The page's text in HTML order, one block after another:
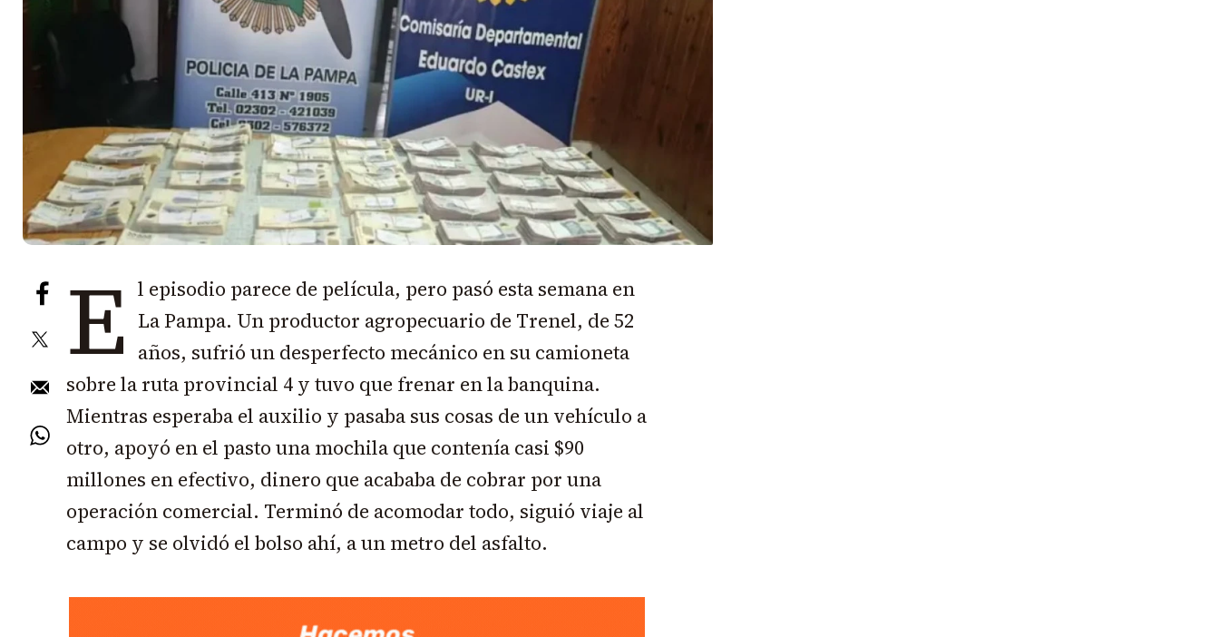
E l episodio parece de película, pero pasó esta semana en
La Pampa. Un productor agropecuario de Trenel, de 52
años, sufrió un desperfecto mecánico en su camioneta
sobre la ruta provincial 4 y tuvo que frenar en la banquina.
Mientras esperaba el auxilio y pasaba sus cosas de un vehículo a
otro, apoyó en el pasto una mochila que contenía casi $90
millones en efectivo, dinero que acababa de cobrar por una
operación comercial. Terminó de acomodar todo, siguió viaje al
campo y se olvidó el bolso ahí, a un metro del asfalto.